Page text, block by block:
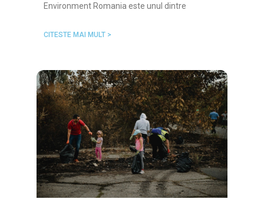
Environment Romania este unul dintre
CITESTE MAI MULT >